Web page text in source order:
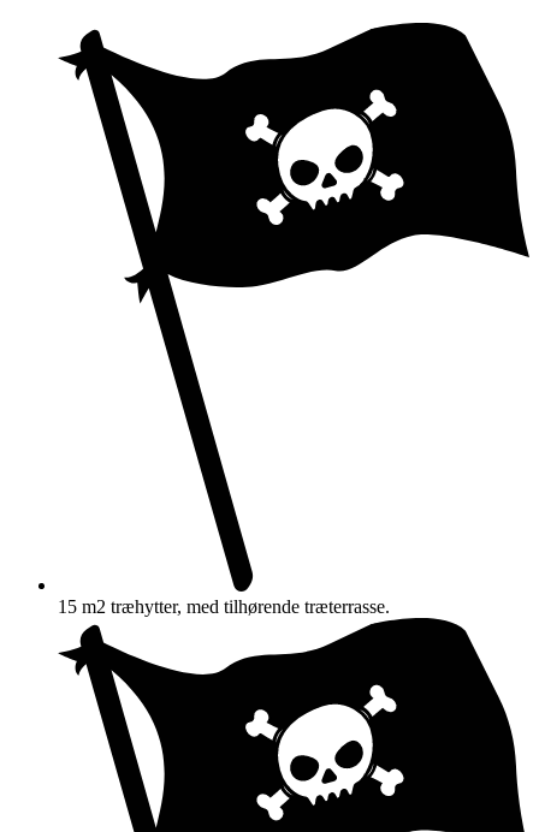
15 m2 træhytter, med tilhørende træterrasse.